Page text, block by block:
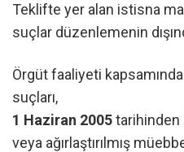
Teklifte yer alan istisna
suçlar düzenlemenin
Örgüt faaliyeti
suçları,
1 Haziran 2005tarihinden
veya ağırlaştırılmış